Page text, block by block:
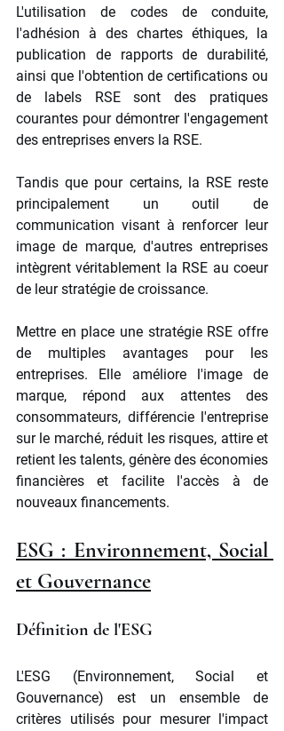
L'utilisation de codes de conduite,
l'adhésion à des chartes éthiques, la
publication de rapports de durabilité,
ainsi que l'obtention de certifications ou
de labels RSE sont des pratiques
courantes pour démontrer l'engagement
des entreprises envers la RSE.
Tandis que pour certains, la RSE reste
principalement un outil de
communication visant à renforcer leur
image de marque, d'autres entreprises
intègrent véritablement la RSE au coeur
de leur stratégie de croissance.
Mettre en place une stratégie RSE offre
de multiples avantages pour les
entreprises. Elle améliore l'image de
marque, répond aux attentes des
consommateurs, différencie l'entreprise
sur le marché, réduit les risques, attire et
retient les talents, génère des économies
financières et facilite l'accès à de
nouveaux financements.
ESG : Environnement, Social
et Gouvernance
Définition de l'ESG
L'ESG (Environnement, Social et
Gouvernance) est un ensemble de
critères utilisés pour mesurer l'impact